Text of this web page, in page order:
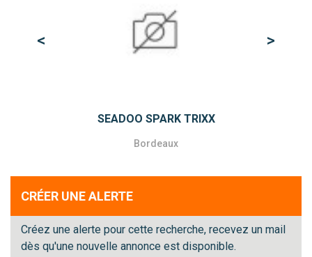
SEADOO SPARK TRIXX
Bordeaux
<Previous >Next
CRÉER UNE ALERTE
Créez une alerte pour cette recherche, recevez un mail
dès qu'une nouvelle annonce est disponible.